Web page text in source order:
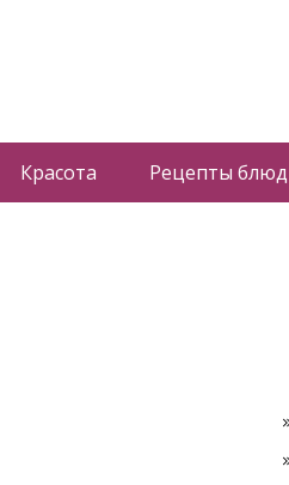
Красота Рецепты блюд